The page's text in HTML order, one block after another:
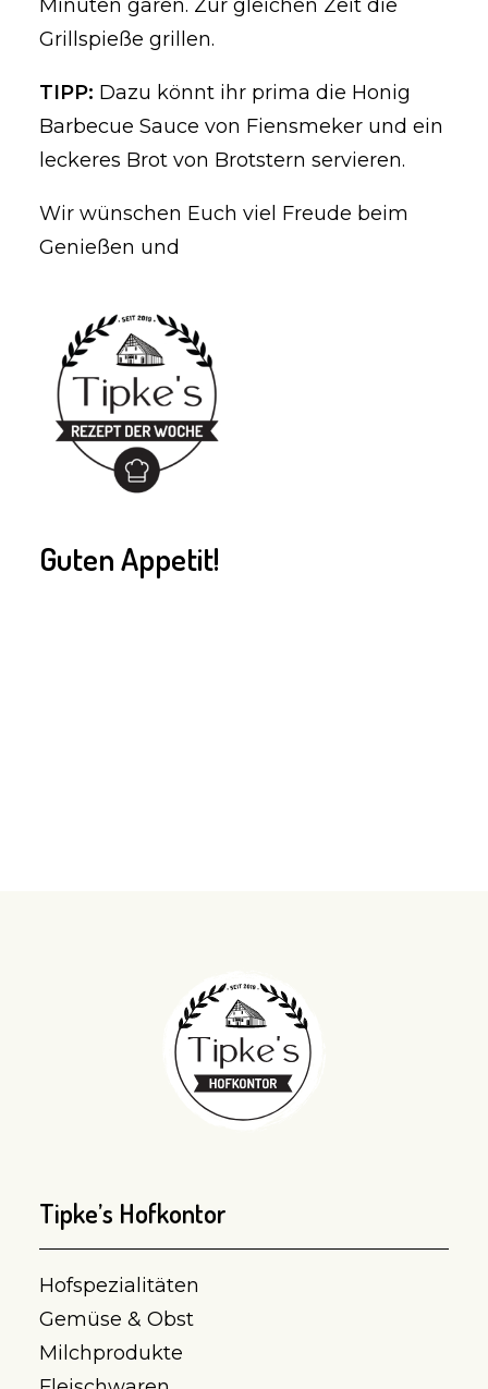
Minuten garen. Zur gleichen Zeit die
Grillspieße grillen.
TIPP: Dazu könnt ihr prima die Honig
Barbecue Sauce von Fiensmeker und ein
leckeres Brot von Brotstern servieren.
Wir wünschen Euch viel Freude beim
Genießen und
Guten Appetit!
Tipke’s Hofkontor
Hofspezialitäten
Gemüse & Obst
Milchprodukte